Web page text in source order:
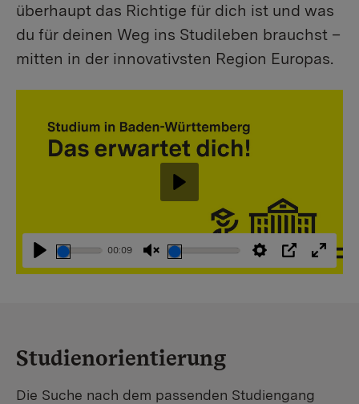
überhaupt das Richtige für dich ist und was
du für deinen Weg ins Studileben brauchst –
mitten in der innovativsten Region Europas.
Abspielen
00:09
StummschaltungEinstellungen
PIP
Abspielen
Studienorientierung
Die Suche nach dem passenden Studiengang